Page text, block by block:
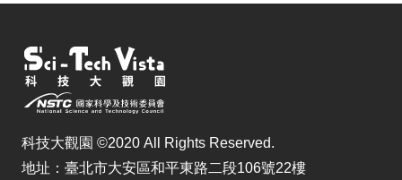
科技大觀園 ©2020 All Rights Reserved.
地址：臺北市大安區和平東路二段106號22樓